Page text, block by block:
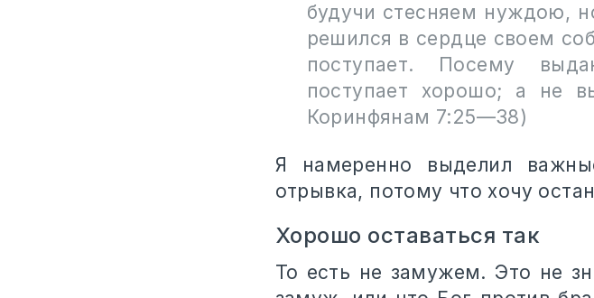
будучи стесняем нуждою,
решился в сердце своем
поступает. Посему
поступает хорошо; а не
Коринфянам 7:25—38)
Я намеренно выделил
отрывка, потому что хочу
Хорошо оставаться так
То есть не замужем. Это не